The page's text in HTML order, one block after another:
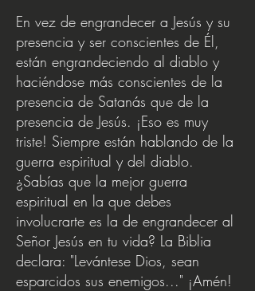
En vez de engrandecer a Jesús y su
presencia y ser conscientes de Él,
están engrandeciendo al diablo y
haciéndose más conscientes de la
presencia de Satanás que de la
presencia de Jesús. ¡Eso es muy
triste! Siempre están hablando de la
guerra espiritual y del diablo.
¿Sabías que la mejor guerra
espiritual en la que debes
involucrarte es la de engrandecer al
Señor Jesús en tu vida? La Biblia
declara: "Levántese Dios, sean
esparcidos sus enemigos..." ¡Amén!